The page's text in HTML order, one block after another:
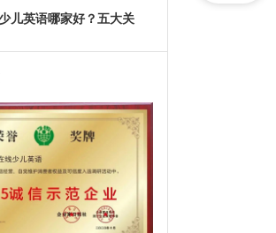
儿英语哪家好？五大关